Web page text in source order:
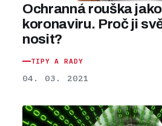
Ochranná rouška
koronaviru. Proč ji
nosit?
TIPY A RADY
04. 03. 2021